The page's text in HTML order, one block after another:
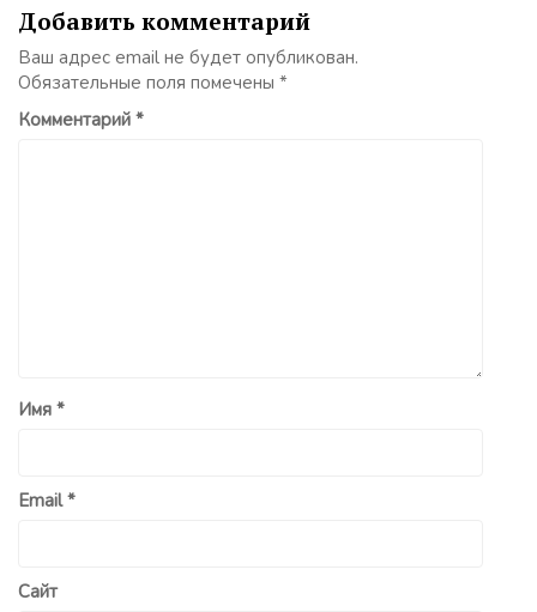
Добавить комментарий
Ваш адрес email не будет опубликован.
Обязательные поля помечены *
Комментарий *
Имя *
Email*
Сайт